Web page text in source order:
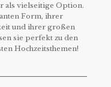
als vielseitige Option.
Form, ihrer
und ihrer großen
sie perfekt zu den
Hochzeitsthemen!